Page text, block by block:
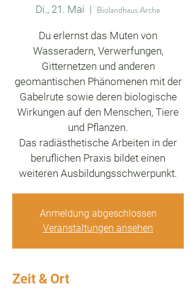
Di., 21. Mai
  |
Biolandhaus Arche
Du erlernst das Muten von
Wasseradern, Verwerfungen,
Gitternetzen und anderen
geomantischen Phänomenen mit der
Gabelrute sowie deren biologische
Wirkungen auf den Menschen, Tiere
und Pflanzen.
Das radiästhetische Arbeiten in der
beruflichen Praxis bildet einen
weiteren Ausbildungsschwerpunkt.
Anmeldung abgeschlossen
Veranstaltungen ansehen
Zeit & Ort